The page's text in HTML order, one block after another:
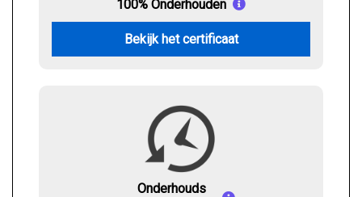
100% Onderhouden
Bekijk het certificaat
Onderhouds